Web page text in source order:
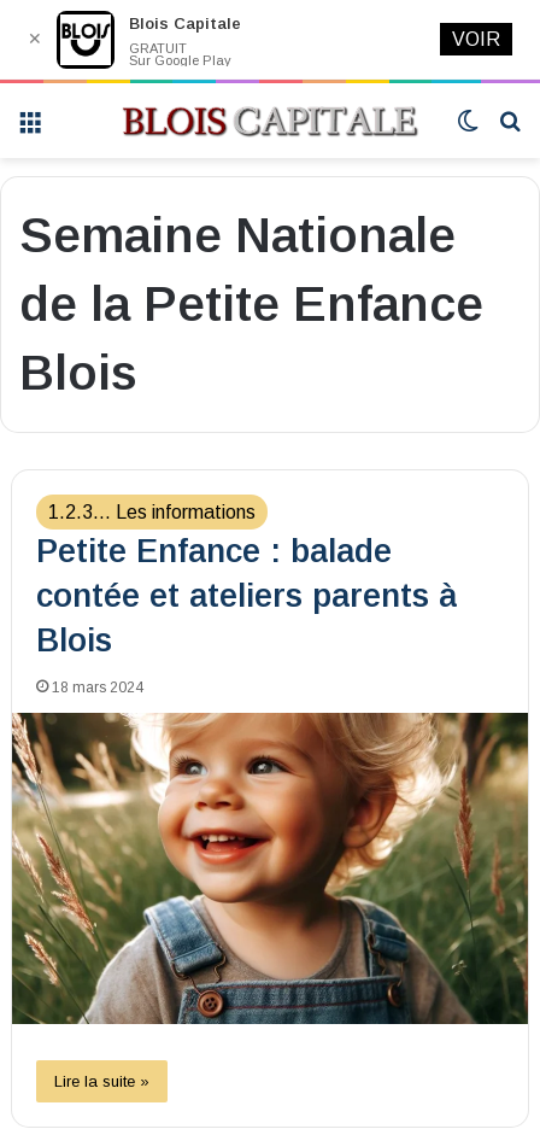
Switch
Semaine Nationale
de la Petite Enfance
Blois
1.2.3... Les informations
Petite Enfance : balade
contée et ateliers parents à
Blois
18 mars 2024
Lire la suite »
✕
Blois Capitale
GRATUIT
Sur Google Play
VOIR